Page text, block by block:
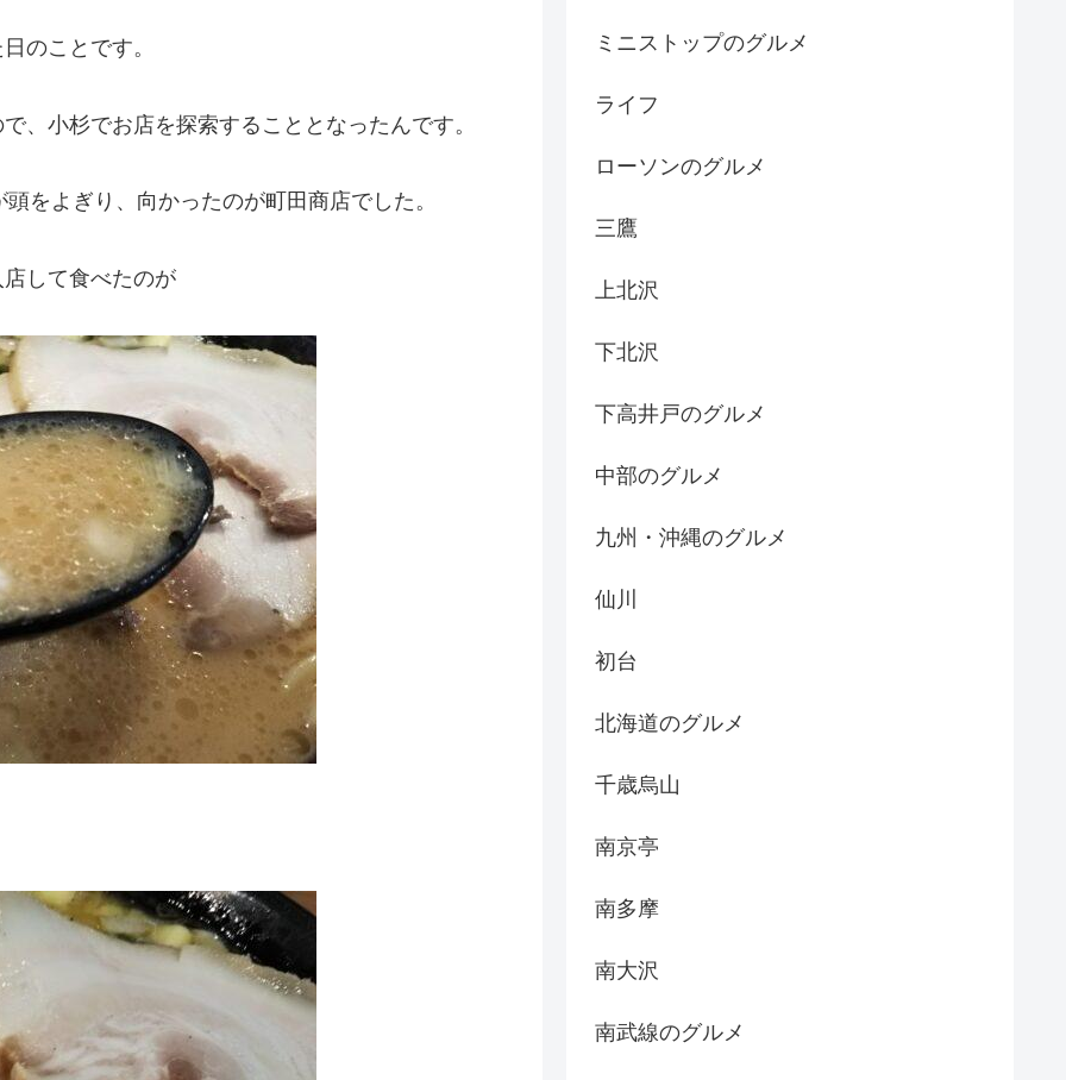
のことです。
、小杉でお店を探索することとなったんです。
をよぎり、向かったのが町田商店でした。
して食べたのが
ミニストップのグルメ
ライフ
ローソンのグルメ
三鷹
上北沢
下北沢
下高井戸のグルメ
中部のグルメ
九州・沖縄のグルメ
仙川
初台
北海道のグルメ
千歳烏山
南京亭
南多摩
南大沢
南武線のグルメ